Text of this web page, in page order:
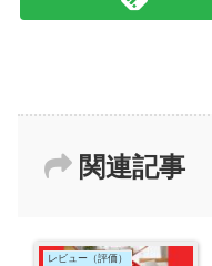
関連記事
レビュー（評価）